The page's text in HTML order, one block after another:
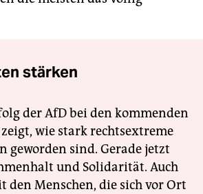
stärken
der AfD bei den kommenden
wie stark rechtsextreme
geworden sind. Gerade jetzt
und Solidarität. Auch
den Menschen, die sich vor Ort